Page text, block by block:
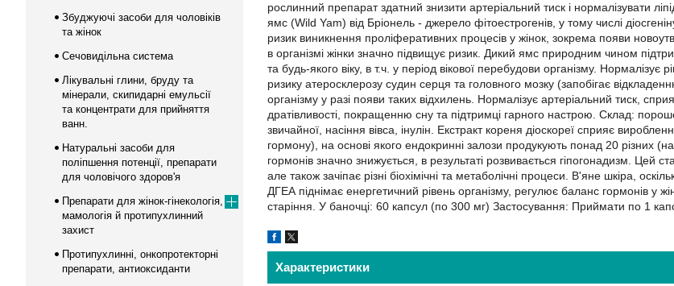
рослинний препарат здатний знизити артеріальний тиск і нормалізувати
ямс (Wild Yam) від Бріонель - джерело фітоестрогенів, у тому числі
ризик виникнення проліферативних процесів у жінок, зокрема появи
в організмі жінки значно підвищує ризик. Дикий ямс природним чином
та будь-якого віку, в т.ч. у період вікової перебудови організму.
ризику атеросклерозу судин серця та головного мозку (запобігає
організму у разі появи таких відхилень. Нормалізує артеріальний тиск,
дратівливості, покращенню сну та підтримці гарного настрою. Склад:
звичайної, насіння вівса, інулін. Екстракт кореня діоскореї сприяє
гормону), на основі якого ендокринні залози продукують понад 20 різних
гормонів значно знижується, в результаті розвивається гіпогонадизм.
але також зачіпає різні біохімічні та метаболічні процеси. В'яне шкіра,
ДГЕА піднімає енергетичний рівень організму, регулює баланс гормонів у
старіння. У баночці: 60 капсул (по 300 мг) Застосування: Приймати по 1
Характеристики
Збуджуючі засоби для чоловіків
та жінок
Сечовидільна система
Лікувальні глини, бруду та
мінерали, скипидарні емульсії
та концентрати для прийняття
ванн.
Натуральні засоби для
поліпшення потенції, препарати
для чоловічого здоров'я
Препарати для жінок-гінекологія,
мамологія й протипухлинний
захист
Протипухлинні, онкопротекторні
препарати, антиоксиданти